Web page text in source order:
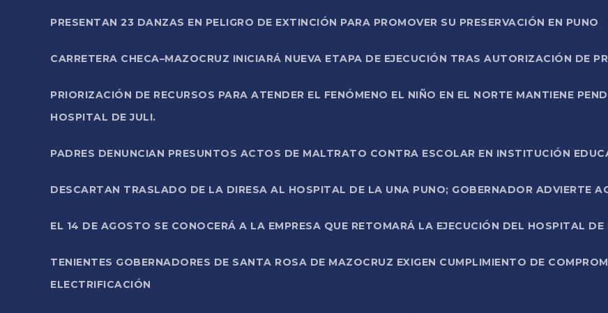
PRESENTAN 23 DANZAS EN PELIGRO DE EXTINCIÓN PARA PROMOVER SU PRESERVACIÓN EN PUNO
CARRETERA CHECA–MAZOCRUZ INICIARÁ NUEVA ETAPA DE EJECUCIÓN TRAS AUTORIZACIÓN DE
PRIORIZACIÓN DE RECURSOS PARA ATENDER EL FENÓMENO EL NIÑO EN EL NORTE MANTIENE
HOSPITAL DE JULI.
PADRES DENUNCIAN PRESUNTOS ACTOS DE MALTRATO CONTRA ESCOLAR EN INSTITUCIÓN
DESCARTAN TRASLADO DE LA DIRESA AL HOSPITAL DE LA UNA PUNO; GOBERNADOR ADVIERTE
EL 14 DE AGOSTO SE CONOCERÁ A LA EMPRESA QUE RETOMARÁ LA EJECUCIÓN DEL HOSPITAL DE
TENIENTES GOBERNADORES DE SANTA ROSA DE MAZOCRUZ EXIGEN CUMPLIMIENTO DE
ELECTRIFICACIÓN